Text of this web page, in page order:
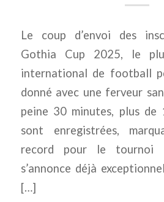
Le coup d’envoi des
Gothia Cup 2025, le
international de football
donné avec une ferveur
peine 30 minutes, plus de
sont enregistrées,
record pour le tournoi
s’annonce déjà
[…]